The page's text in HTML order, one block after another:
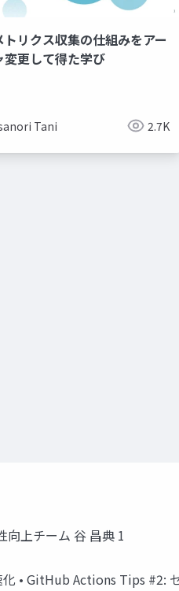
トリクス収集の仕組みをアー
変更して得た学び
Tani 2.7K
上チーム 谷 昌典 1
• GitHub Actions Tips #2: